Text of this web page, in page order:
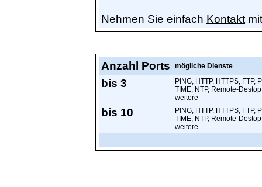
Nehmen Sie einfach Kontakt
Anzahl Ports mögliche Dienste
bis 3
PING, HTTP, HTTPS, FTP,
TIME, NTP, Remote-
weitere
bis 10
PING, HTTP, HTTPS, FTP,
TIME, NTP, Remote-
weitere